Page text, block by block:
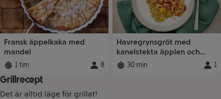
Fransk äppelkaka med
mandel
Total tid
1 tim Portioner:
8
Havregrynsgröt med
kanelstekta äpplen och
valnötter
Total tid:
30 min 1
Grillrecept
Det är alltid läge för grillat!